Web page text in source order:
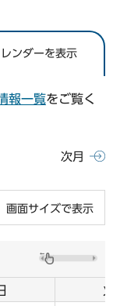
ンダーを表示
報一覧をご覧く
次月
画面サイズで表示